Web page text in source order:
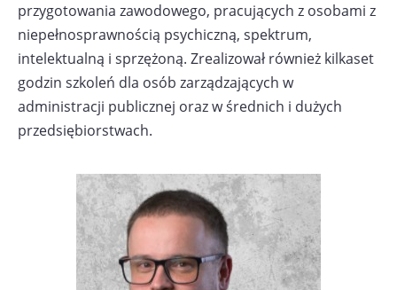
przygotowania zawodowego, pracujących z osobami z
niepełnosprawnością psychiczną, spektrum,
intelektualną i sprzężoną. Zrealizował również kilkaset
godzin szkoleń dla osób zarządzających w
administracji publicznej oraz w średnich i dużych
przedsiębiorstwach.